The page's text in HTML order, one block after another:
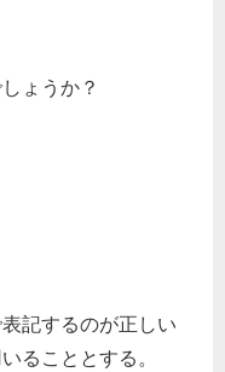
ょうか？
記するのが正しい
ることとする。